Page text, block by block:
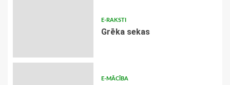
E-RAKSTI
Grēka sekas
E-MĀCĪBA